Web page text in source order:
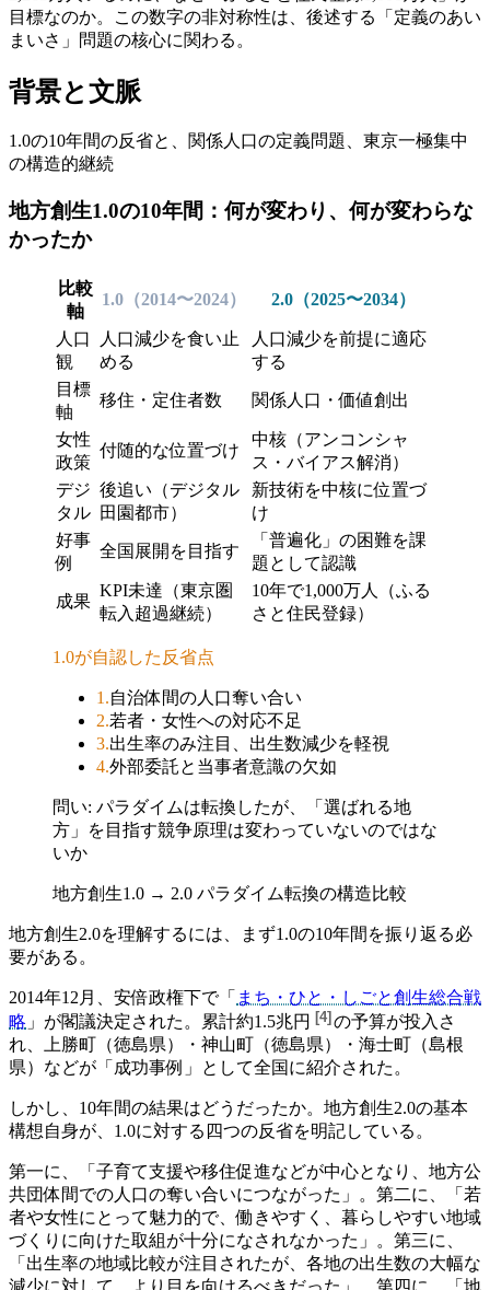
目標なのか。この数字の非対称性は、後述する「定義のあい
まいさ」問題の核心に関わる。
背景と文脈
1.0の10年間の反省と、関係人口の定義問題、東京一極集中
の構造的継続
地方創生1.0の10年間：何が変わり、何が変わらな
かったか
比較
軸
1.0（2014〜2024） 2.0（2025〜2034）
人口
観
人口減少を食い止
める
人口減少を前提に適応
する
目標
軸
移住・定住者数 関係人口・価値創出
女性
政策
付随的な位置づけ
中核（アンコンシャ
ス・バイアス解消）
デジ
タル
後追い（デジタル
田園都市）
新技術を中核に位置づ
け
好事
例
全国展開を目指す
「普遍化」の困難を課
題として認識
成果
KPI未達（東京圏
転入超過継続）
10年で1,000万人（ふる
さと住民登録）
1.0が自認した反省点
1 .自治体間の人口奪い合い
2.若者・女性への対応不足
3.出生率のみ注目、出生数減少を軽視
4.外部委託と当事者意識の欠如
問い: パラダイムは転換したが、「選ばれる地
方」を目指す競争原理は変わっていないのではな
いか
地方創生1.0 → 2.0 パラダイム転換の構造比較
地方創生2.0を理解するには、まず1.0の10年間を振り返る必
要がある。
2014年12月、安倍政権下で「 まち・ひと・しごと創生総合戦
略 」が閣議決定された。累計約1.5兆円 [4] の予算が投入さ
れ、上勝町（徳島県）・神山町（徳島県）・海士町（島根
県）などが「成功事例」として全国に紹介された。
しかし、10年間の結果はどうだったか。地方創生2.0の基本
構想自身が、1.0に対する四つの反省を明記している。
第一に、「子育て支援や移住促進などが中心となり、地方公
共団体間での人口の奪い合いにつながった」。第二に、「若
者や女性にとって魅力的で、働きやすく、暮らしやすい地域
づくりに向けた取組が十分になされなかった」。第三に、
「出生率の地域比較が注目されたが、各地の出生数の大幅な